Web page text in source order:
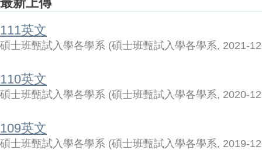
111英文
碩士班甄試入學各學系 (碩士班甄試入學各學系, 2021-
110英文
碩士班甄試入學各學系 (碩士班甄試入學各學系, 2020-
109英文
碩士班甄試入學各學系 (碩士班甄試入學各學系, 2019-